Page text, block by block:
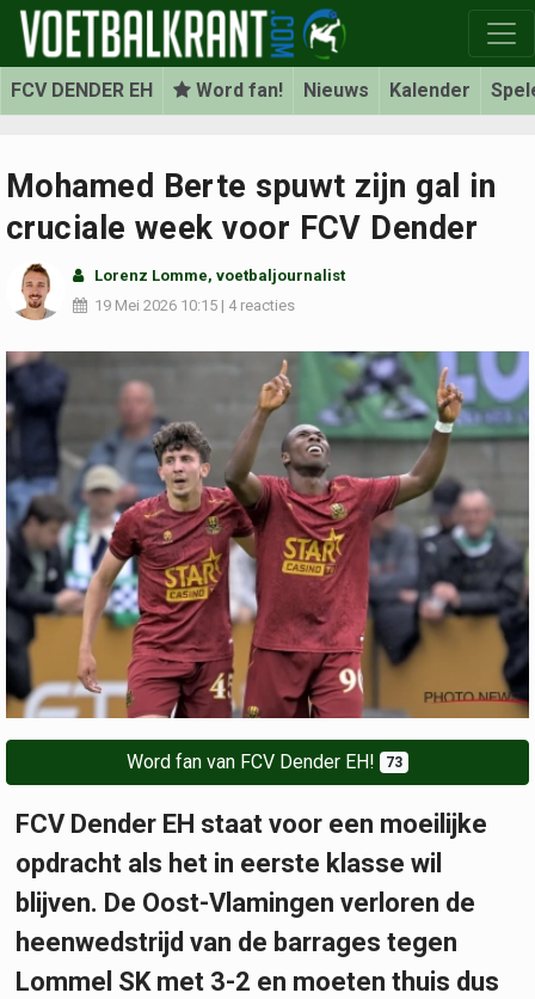
FCV DENDER EH Word fan! Nieuws Kalender
Mohamed Berte spuwt zijn gal in
cruciale week voor FCV Dender
Lorenz Lomme, voetbaljournalist
19 Mei 2026 10:15 | 4 reacties
Word fan van FCV Dender EH! 73
FCV Dender EH staat voor een moeilijke
opdracht als het in eerste klasse wil
blijven. De Oost-Vlamingen verloren de
heenwedstrijd van de barrages tegen
Lommel SK met 3-2 en moeten thuis dus